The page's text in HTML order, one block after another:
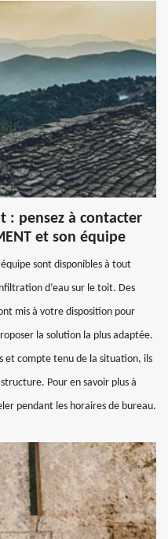
: pensez à contacter
et son équipe
équipe sont disponibles à tout
d’eau sur le toit. Des
mis à votre disposition pour
la solution la plus adaptée.
et compte tenu de la situation, ils
Pour en savoir plus à
pendant les horaires de bureau.